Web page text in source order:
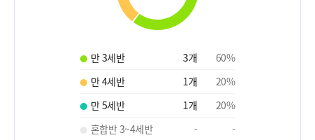
만 3세반 3개 60%
만 4세반
1개 20%
만 5세반
1개 20%
혼합반 3~4세반
-
-